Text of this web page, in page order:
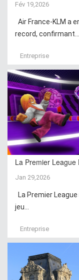
Fév 19,2026
Air France-KLM a
record, confirmant...
Entreprise
La Premier
Jan 29,2026
La Premier
jeu...
Entreprise